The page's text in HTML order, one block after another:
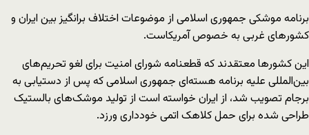
برنامه موشکی جمهوری اسلامی از موضوعات اختلاف برانگیز بین ایران و
کشورهای غربی به خصوص آمریکاست.
این کشورها معتقدند که قطعنامه شورای امنیت برای لغو تحریم‌های
بین‌المللی علیه برنامه هسته‌ای جمهوری اسلامی که پس از دستیابی به
برجام تصویب شد، از ایران خواسته است از تولید موشک‌های بالستیک
طراحی شده برای حمل کلاهک اتمی خودداری ورزد.